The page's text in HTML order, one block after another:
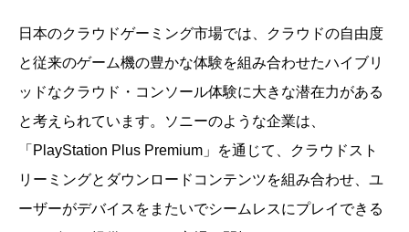
日本のクラウドゲーミング市場では、クラウドの自由度
と従来のゲーム機の豊かな体験を組み合わせたハイブリ
ッドなクラウド・コンソール体験に大きな潜在力がある
と考えられています。ソニーのような企業は、
「PlayStation Plus Premium」を通じて、クラウドスト
リーミングとダウンロードコンテンツを組み合わせ、ユ
ーザーがデバイスをまたいでシームレスにプレイできる